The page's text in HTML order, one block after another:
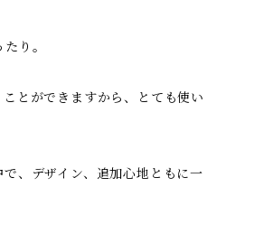
り。
とができますから、とても使い
、デザイン、追加心地ともに一